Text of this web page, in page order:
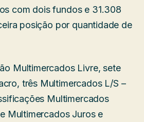
com dois fundos e 31.308
posição por quantidade de
Multimercados Livre, sete
três Multimercados L/S –
Multimercados
Multimercados Juros e